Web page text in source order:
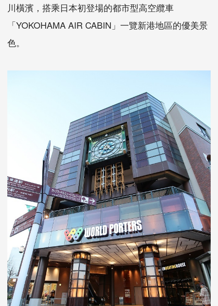
川橫濱，搭乘日本初登場的都市型高空纜車
「YOKOHAMA AIR CABIN」一覽新港地區的優美景
色。